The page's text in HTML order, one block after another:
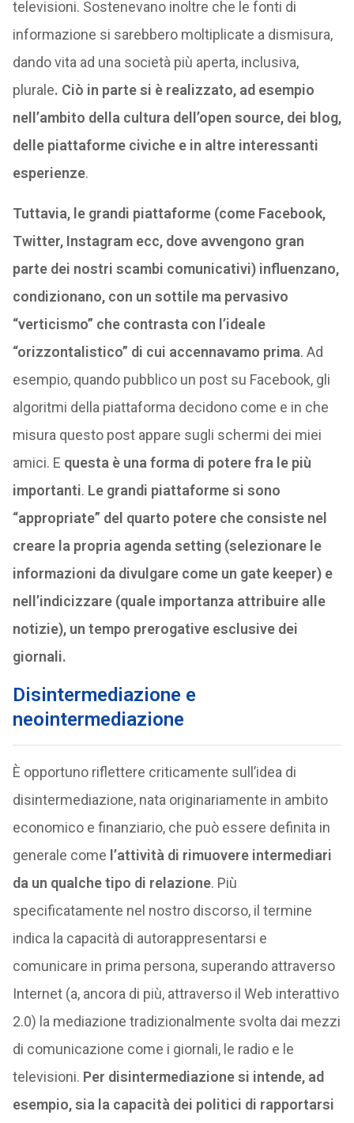
televisioni. Sostenevano inoltre che le fonti di
informazione si sarebbero moltiplicate a dismisura,
dando vita ad una società più aperta, inclusiva,
plurale. Ciò in parte si è realizzato, ad esempio
nell’ambito della cultura dell’open source, dei blog,
delle piattaforme civiche e in altre interessanti
esperienze.
Tuttavia, le grandi piattaforme (come Facebook,
Twitter, Instagram ecc, dove avvengono gran
parte dei nostri scambi comunicativi) influenzano,
condizionano, con un sottile ma pervasivo
“verticismo” che contrasta con l’ideale
“orizzontalistico” di cui accennavamo prima. Ad
esempio, quando pubblico un post su Facebook, gli
algoritmi della piattaforma decidono come e in che
misura questo post appare sugli schermi dei miei
amici. E questa è una forma di potere fra le più
importanti. Le grandi piattaforme si sono
“appropriate” del quarto potere che consiste nel
creare la propria agenda setting (selezionare le
informazioni da divulgare come un gate keeper) e
nell’indicizzare (quale importanza attribuire alle
notizie), un tempo prerogative esclusive dei
giornali.
Disintermediazione e
neointermediazione
È opportuno riflettere criticamente sull’idea di
disintermediazione, nata originariamente in ambito
economico e finanziario, che può essere definita in
generale come l’attività di rimuovere intermediari
da un qualche tipo di relazione. Più
specificatamente nel nostro discorso, il termine
indica la capacità di autorappresentarsi e
comunicare in prima persona, superando attraverso
Internet (a, ancora di più, attraverso il Web interattivo
2.0) la mediazione tradizionalmente svolta dai mezzi
di comunicazione come i giornali, le radio e le
televisioni. Per disintermediazione si intende, ad
esempio, sia la capacità dei politici di rapportarsi